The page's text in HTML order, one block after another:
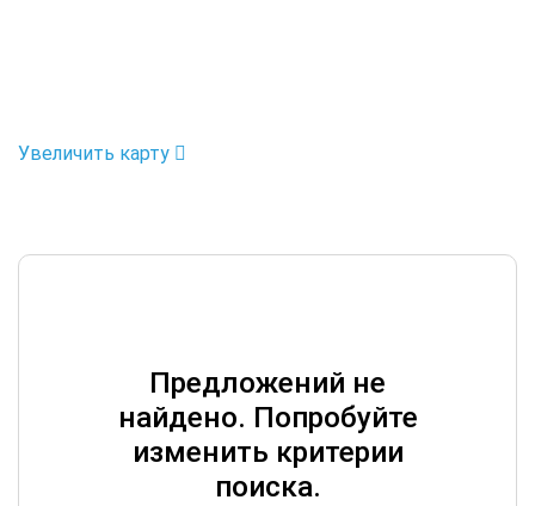
Увеличить карту
Предложений не
найдено. Попробуйте
изменить критерии
поиска.